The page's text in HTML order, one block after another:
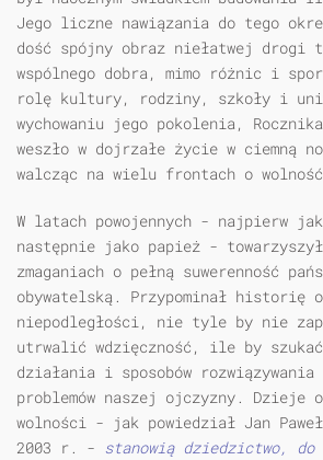
Jego liczne nawiązania do tego
dość spójny obraz niełatwej drogi
wspólnego dobra, mimo różnic i
rolę kultury, rodziny, szkoły i
wychowaniu jego pokolenia,
weszło w dojrzałe życie w ciemną
walcząc na wielu frontach o
W latach powojennych - najpierw
następnie jako papież -
zmaganiach o pełną suwerenność
obywatelską. Przypominał historię
niepodległości, nie tyle by nie
utrwalić wdzięczność, ile by
działania i sposobów
problemów naszej ojczyzny. Dzieje
wolności - jak powiedział Jan
2003 r. - stanowią dziedzictwo,